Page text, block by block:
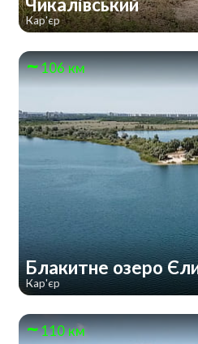
Чикалівський
Кар'єр
106 км
Блакитне озеро
Кар'єр
110 км